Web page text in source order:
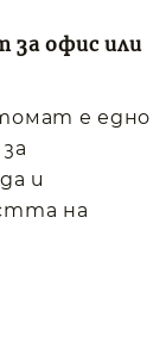
за офис или
е едно
и
на